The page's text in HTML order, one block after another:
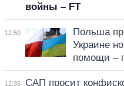
войны – FT
12:50
Польша
Украине
помощи –
12:35
САП просит